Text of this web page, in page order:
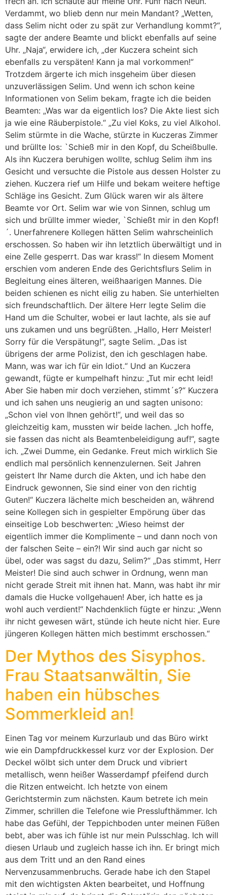
Verdammt, wo blieb denn nur mein Mandant? „Wetten,
dass Selim nicht oder zu spät zur Verhandlung kommt?“,
sagte der andere Beamte und blickt ebenfalls auf seine
Uhr. „Naja“, erwidere ich, „der Kuczera scheint sich
ebenfalls zu verspäten! Kann ja mal vorkommen!“
Trotzdem ärgerte ich mich insgeheim über diesen
unzuverlässigen Selim. Und wenn ich schon keine
Informationen von Selim bekam, fragte ich die beiden
Beamten: „Was war da eigentlich los? Die Akte liest sich
ja wie eine Räuberpistole.“ „Zu viel Koks, zu viel Alkohol.
Selim stürmte in die Wache, stürzte in Kuczeras Zimmer
und brüllte los: `Schieß mir in den Kopf, du Scheißbulle.
Als ihn Kuczera beruhigen wollte, schlug Selim ihm ins
Gesicht und versuchte die Pistole aus dessen Holster zu
ziehen. Kuczera rief um Hilfe und bekam weitere heftige
Schläge ins Gesicht. Zum Glück waren wir als ältere
Beamte vor Ort. Selim war wie von Sinnen, schlug um
sich und brüllte immer wieder, `Schießt mir in den Kopf!
´. Unerfahrenere Kollegen hätten Selim wahrscheinlich
erschossen. So haben wir ihn letztlich überwältigt und in
eine Zelle gesperrt. Das war krass!“ In diesem Moment
erschien vom anderen Ende des Gerichtsflurs Selim in
Begleitung eines älteren, weißhaarigen Mannes. Die
beiden schienen es nicht eilig zu haben. Sie unterhielten
sich freundschaftlich. Der ältere Herr legte Selim die
Hand um die Schulter, wobei er laut lachte, als sie auf
uns zukamen und uns begrüßten. „Hallo, Herr Meister!
Sorry für die Verspätung!“, sagte Selim. „Das ist
übrigens der arme Polizist, den ich geschlagen habe.
Mann, was war ich für ein Idiot.“ Und an Kuczera
gewandt, fügte er kumpelhaft hinzu: „Tut mir echt leid!
Aber Sie haben mir doch verziehen, stimmt´s?“ Kuczera
und ich sahen uns neugierig an und sagten unisono:
„Schon viel von Ihnen gehört!“, und weil das so
gleichzeitig kam, mussten wir beide lachen. „Ich hoffe,
sie fassen das nicht als Beamtenbeleidigung auf!“, sagte
ich. „Zwei Dumme, ein Gedanke. Freut mich wirklich Sie
endlich mal persönlich kennenzulernen. Seit Jahren
geistert Ihr Name durch die Akten, und ich habe den
Eindruck gewonnen, Sie sind einer von den richtig
Guten!“ Kuczera lächelte mich bescheiden an, während
seine Kollegen sich in gespielter Empörung über das
einseitige Lob beschwerten: „Wieso heimst der
eigentlich immer die Komplimente – und dann noch von
der falschen Seite – ein?! Wir sind auch gar nicht so
übel, oder was sagst du dazu, Selim?“ „Das stimmt, Herr
Meister! Die sind auch schwer in Ordnung, wenn man
nicht gerade Streit mit ihnen hat. Mann, was habt ihr mir
damals die Hucke vollgehauen! Aber, ich hatte es ja
wohl auch verdient!“ Nachdenklich fügte er hinzu: „Wenn
ihr nicht gewesen wärt, stünde ich heute nicht hier. Eure
jüngeren Kollegen hätten mich bestimmt erschossen.“
Der Mythos des Sisyphos.
Frau Staatsanwältin, Sie
haben ein hübsches
Sommerkleid an!
Einen Tag vor meinem Kurzurlaub und das Büro wirkt
wie ein Dampfdruckkessel kurz vor der Explosion. Der
Deckel wölbt sich unter dem Druck und vibriert
metallisch, wenn heißer Wasserdampf pfeifend durch
die Ritzen entweicht. Ich hetzte von einem
Gerichtstermin zum nächsten. Kaum betrete ich mein
Zimmer, schrillen die Telefone wie Presslufthämmer. Ich
habe das Gefühl, der Teppichboden unter meinen Füßen
bebt, aber was ich fühle ist nur mein Pulsschlag. Ich will
diesen Urlaub und zugleich hasse ich ihn. Er bringt mich
aus dem Tritt und an den Rand eines
Nervenzusammenbruchs. Gerade habe ich den Stapel
mit den wichtigsten Akten bearbeitet, und Hoffnung